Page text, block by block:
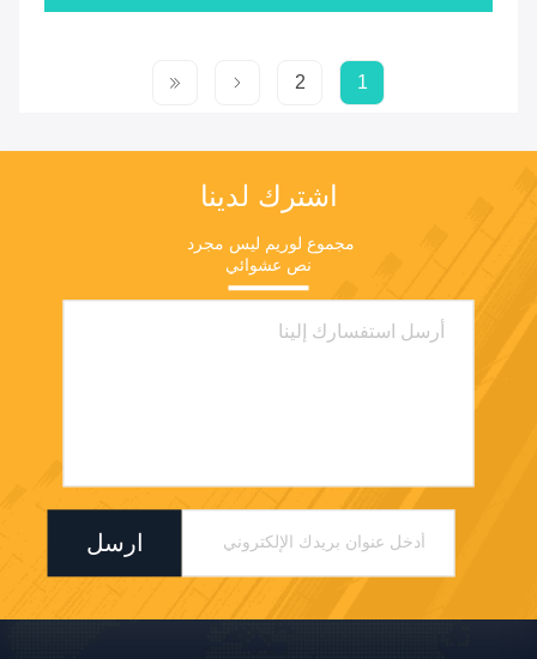
1
2
اشترك لدينا
نص عشوائي
ارسل